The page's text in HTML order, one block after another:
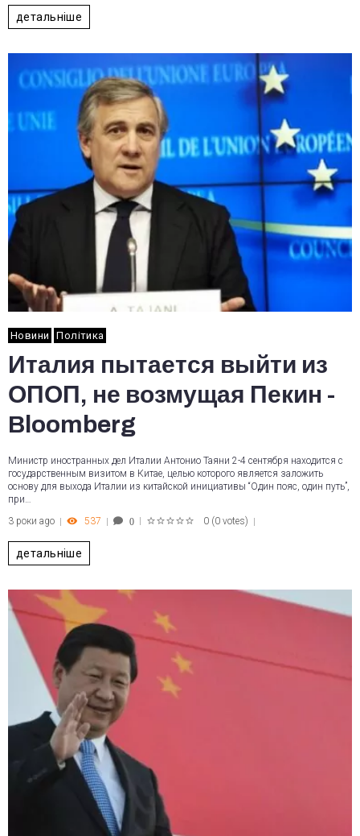
детальніше
Новини Політика
Италия пытается выйти из
ОПОП, не возмущая Пекин -
Bloomberg
Министр иностранных дел Италии Антонио Таяни 2-4 сентября находится с
государственным визитом в Китае, целью которого является заложить
основу для выхода Италии из китайской инициативы “Один пояс, один путь”,
при…
3 роки ago
537 0 0 (0 votes)
детальніше